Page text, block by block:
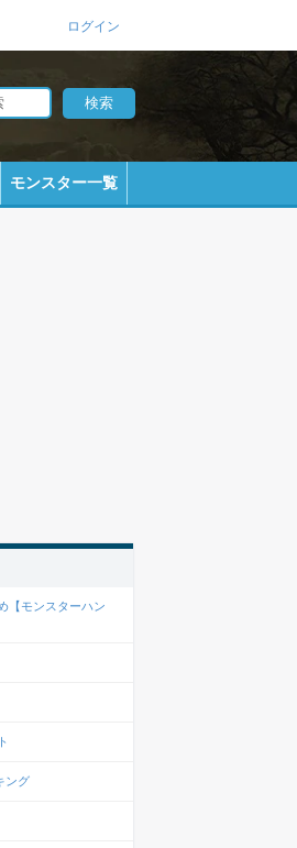
ログイン
モンスター一覧
【モンスターハン
ング